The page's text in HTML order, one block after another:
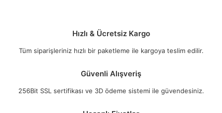
Hızlı & Ücretsiz Kargo
Tüm siparişleriniz hızlı bir paketleme ile kargoya teslim edilir.
Güvenli Alışveriş
256Bit SSL sertifikası ve 3D ödeme sistemi ile güvendesiniz.